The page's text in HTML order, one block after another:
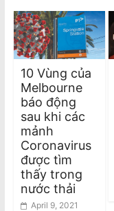
10 Vùng của
Melbourne
báo động
sau khi các
mảnh
Coronavirus
được tìm
thấy trong
nước thải
April 9, 2021